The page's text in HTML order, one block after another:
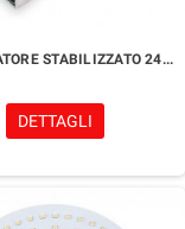
ALIMENTATORE STABILIZZATO 24V 35W
DETTAGLI